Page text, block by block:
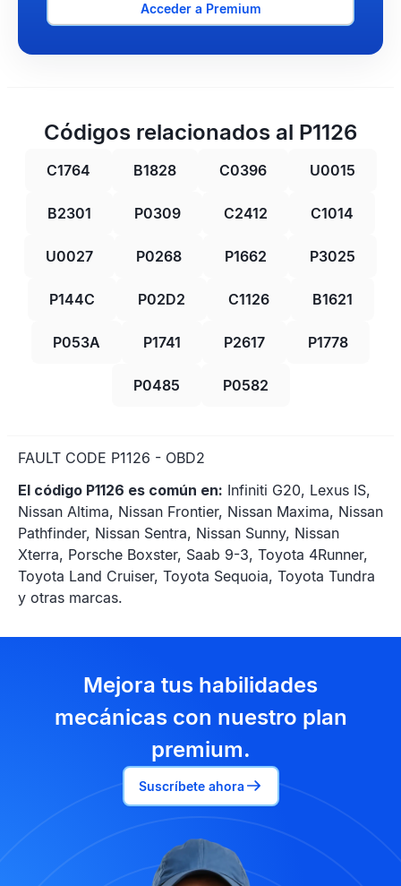
Acceder a Premium
Códigos relacionados al P1126
C1764 B1828 C0396 U0015
B2301 P0309 C2412 C1014
U0027 P0268 P1662 P3025
P144C P02D2 C1126 B1621
P053A P1741 P2617 P1778
P0485 P0582
FAULT CODE P1126 - OBD2
El código P1126 es común en: Infiniti G20, Lexus IS,
Nissan Altima, Nissan Frontier, Nissan Maxima, Nissan
Pathfinder, Nissan Sentra, Nissan Sunny, Nissan
Xterra, Porsche Boxster, Saab 9-3, Toyota 4Runner,
Toyota Land Cruiser, Toyota Sequoia, Toyota Tundra
y otras marcas.
Mejora tus habilidades
mecánicas con nuestro plan
premium.
Suscríbete ahora